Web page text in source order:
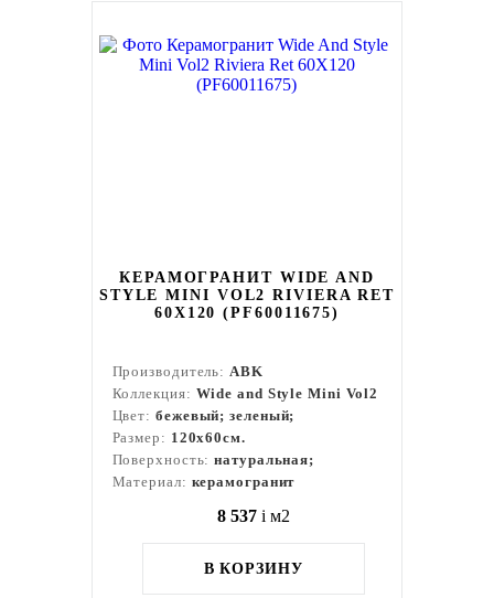
КЕРАМОГРАНИТ WIDE AND
STYLE MINI VOL2 RIVIERA RET
60Х120 (PF60011675)
Производитель:ABK
Коллекция: Wide and Style Mini Vol2
Цвет: бежевый; зеленый;
Размер: 120x60см.
Поверхность:натуральная;
Материал: керамогранит
8 537 i м2
В КОРЗИНУ